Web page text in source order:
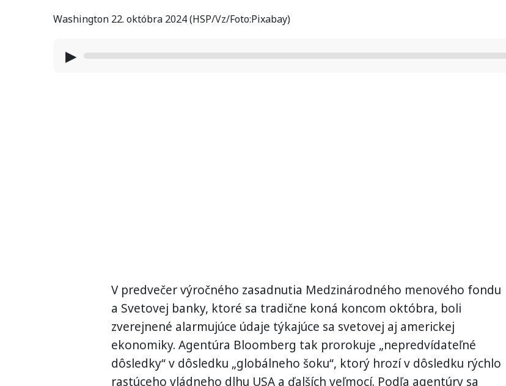
Washington 22. októbra 2024 (HSP/Vz/Foto:Pixabay)
▶
V predvečer výročného zasadnutia Medzinárodného menového fondu
a Svetovej banky, ktoré sa tradične koná koncom októbra, boli
zverejnené alarmujúce údaje týkajúce sa svetovej aj americkej
ekonomiky. Agentúra Bloomberg tak prorokuje „nepredvídateľné
dôsledky“ v dôsledku „globálneho šoku“, ktorý hrozí v dôsledku rýchlo
rastúceho vládneho dlhu USA a ďalších veľmocí. Podľa agentúry sa